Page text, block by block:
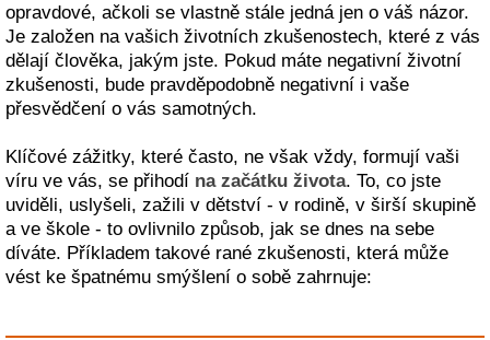
opravdové, ačkoli se vlastně stále jedná jen o váš názor.
Je založen na vašich životních zkušenostech, které z vás
dělají člověka, jakým jste. Pokud máte negativní životní
zkušenosti, bude pravděpodobně negativní i vaše
přesvědčení o vás samotných.
Klíčové zážitky, které často, ne však vždy, formují vaši
víru ve vás, se přihodí na začátku života. To, co jste
uviděli, uslyšeli, zažili v dětství - v rodině, v širší skupině
a ve škole - to ovlivnilo způsob, jak se dnes na sebe
díváte. Příkladem takové rané zkušenosti, která může
vést ke špatnému smýšlení o sobě zahrnuje: